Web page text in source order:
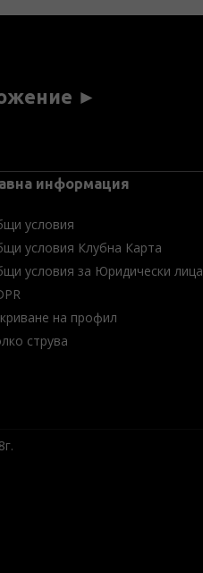
►
информация
условия
условия Клубна Карта
условия за Юридически лица
на профил
струва